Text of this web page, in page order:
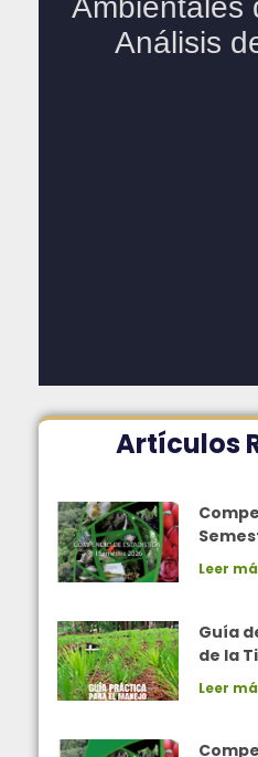
Artículos
Leer
Guía
de la
Leer